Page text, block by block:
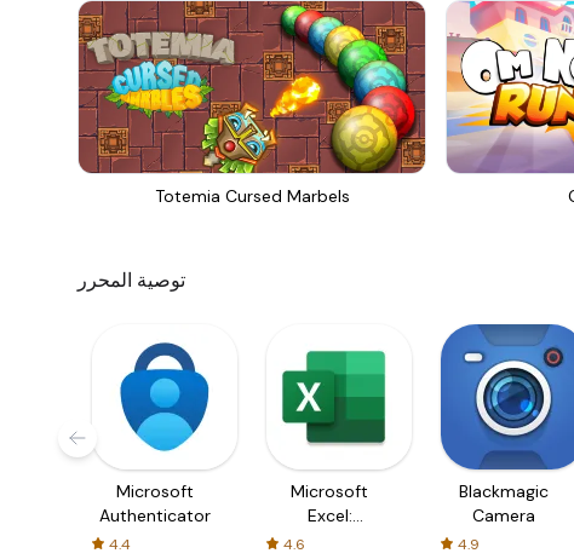
Totemia Cursed Marbels
توصية المحرر
Microsoft
Authenticator
4.4
Microsoft
Excel:
Spreadsheets
4.6
Blackmagic
Camera
4.9